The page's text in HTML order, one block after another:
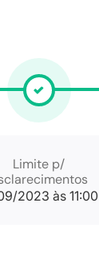
Limite p/
2023 às 11:00